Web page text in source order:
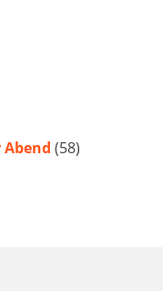
(58)